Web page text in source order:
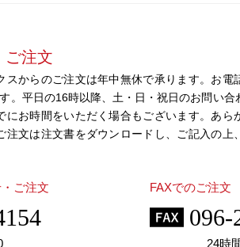
ご注文
スからのご注文は年中無休で承ります。お電
。平日の16時以降、土・日・祝日のお問い合
にお時間をいただく場合もございます。あら
注文は注文書をダウンロードし、ご記入の上
ご注文 FAXでのご注文
096-
24時